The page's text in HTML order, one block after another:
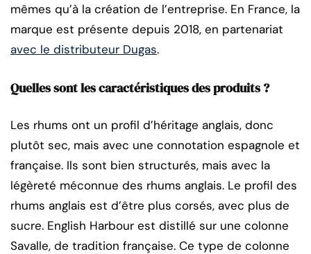
mêmes qu’à la création de l’entreprise. En France, la
marque est présente depuis 2018, en partenariat
avec le distributeur Dugas.
Quelles sont les caractéristiques des produits ?
Les rhums ont un profil d’héritage anglais, donc
plutôt sec, mais avec une connotation espagnole et
française. Ils sont bien structurés, mais avec la
légèreté méconnue des rhums anglais. Le profil des
rhums anglais est d’être plus corsés, avec plus de
sucre. English Harbour est distillé sur une colonne
Savalle, de tradition française. Ce type de colonne